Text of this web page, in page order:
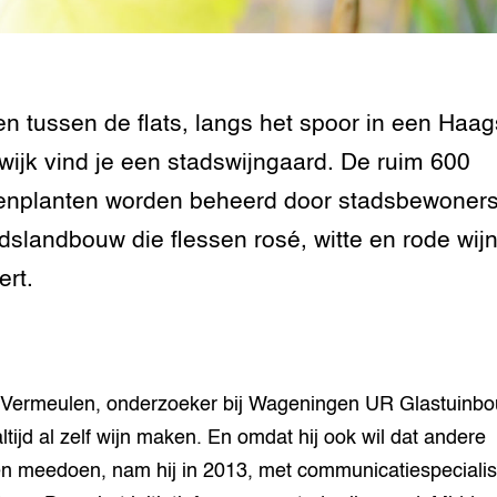
Digitalisering &
en
diversiteit
tussen de flats, langs het spoor in een
vind je een stadswijngaard. De ruim 600
worden beheerd door
die flessen rosé, witte en rode wijn
onderzoeker bij Wageningen UR
al zelf wijn maken. En omdat hij ook wil dat andere
meedoen, nam hij in 2013, met